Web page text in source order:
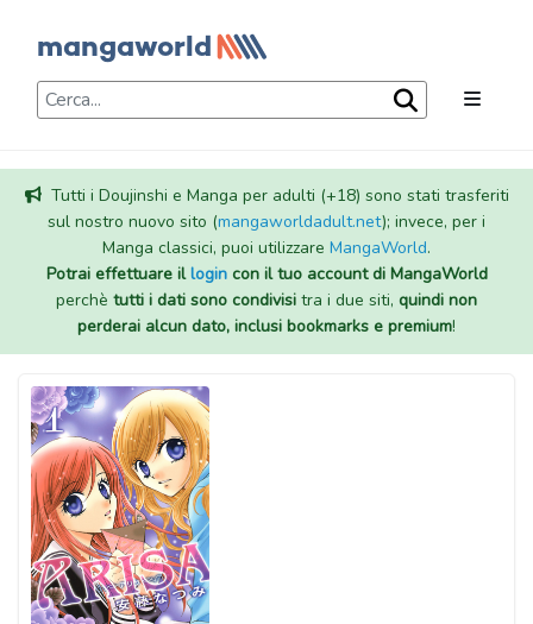
Tutti i Doujinshi e Manga per adulti (+18) sono stati trasferiti
sul nostro nuovo sito (mangaworldadult.net); invece, per i
Manga classici, puoi utilizzare MangaWorld.
Potrai effettuare illogincon il tuo account di MangaWorld
perchè tutti i dati sono condivisi tra i due siti, quindi non
perderai alcun dato, inclusi bookmarks e premium!